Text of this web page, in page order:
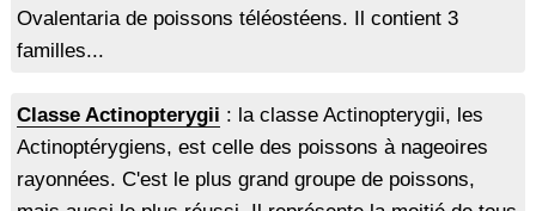
Ovalentaria de poissons téléostéens. Il contient 3
familles...
Classe Actinopterygii : la classe Actinopterygii, les
Actinoptérygiens, est celle des poissons à nageoires
rayonnées. C'est le plus grand groupe de poissons,